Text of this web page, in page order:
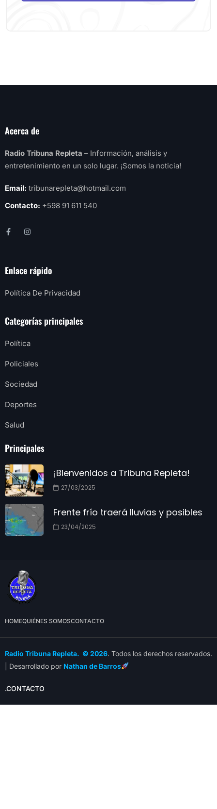
Acerca de
Radio Tribuna Repleta – Información, análisis y
entretenimiento en un solo lugar. ¡Somos la noticia!
Email: tribunarepleta@hotmail.com
Contacto: +598 91 611 540
Enlace rápido
Política De Privacidad
Categorías principales
Política
Policiales
Sociedad
Deportes
Salud
Principales
¡Bienvenidos a Tribuna Repleta!
27/03/2025
Frente frío traerá lluvias y posibles
23/04/2025
HOMEQUIÉNES SOMOSCONTACTO
Radio Tribuna Repleta. © 2026. Todos los derechos reservados.
| Desarrollado por Nathan de Barros
.CONTACTO